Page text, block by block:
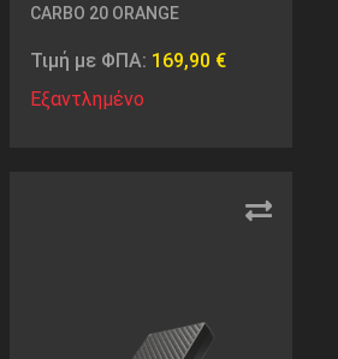
CARBO 20 ORANGE
Τιμή με ΦΠΑ: 169,90 €
Εξαντλημένο